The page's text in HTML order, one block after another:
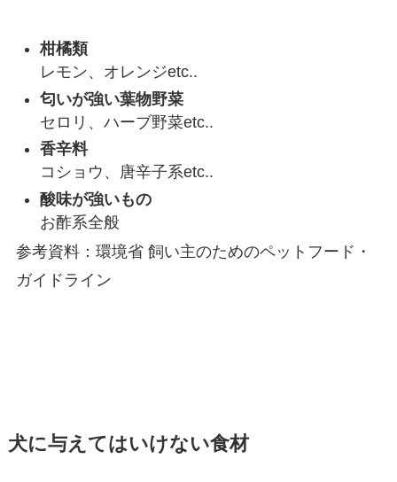
柑橘類
レモン、オレンジetc..
匂いが強い葉物野菜
セロリ、ハーブ野菜etc..
香辛料
コショウ、唐辛子系etc..
酸味が強いもの
お酢系全般
参考資料：環境省 飼い主のためのペットフード・
ガイドライン
犬に与えてはいけない食材